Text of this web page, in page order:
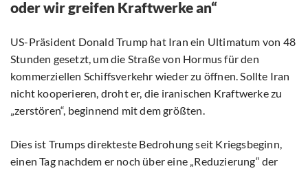
oder wir greifen Kraftwerke an“
US-Präsident Donald Trump hat Iran ein Ultimatum von 48
Stunden gesetzt, um die Straße von Hormus für den
kommerziellen Schiffsverkehr wieder zu öffnen. Sollte Iran
nicht kooperieren, droht er, die iranischen Kraftwerke zu
„zerstören“, beginnend mit dem größten.
Dies ist Trumps direkteste Bedrohung seit Kriegsbeginn,
einen Tag nachdem er noch über eine „Reduzierung“ der